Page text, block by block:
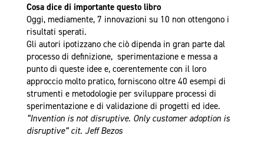
Cosa dice di importante questo libro
Oggi, mediamente, 7 innovazioni su 10 non ottengono i
risultati sperati.
Gli autori ipotizzano che ciò dipenda in gran parte dal
processo di definizione, sperimentazione e messa a
punto di queste idee e, coerentemente con il loro
approccio molto pratico, forniscono oltre 40 esempi di
strumenti e metodologie per sviluppare processi di
sperimentazione e di validazione di progetti ed idee.
“Invention is not disruptive. Only customer adoption is
disruptive” cit. Jeff Bezos